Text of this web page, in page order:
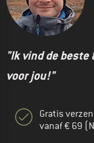
"Ik vind de
voor jou!"
Gratis
vanaf € 69